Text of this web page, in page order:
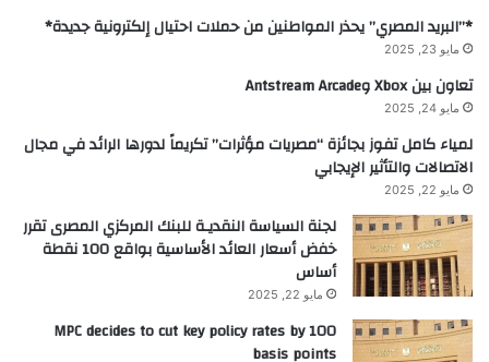
*”البريد المصري” يحذر المواطنين من حملات احتيال إلكترونية جديدة*
مايو 23, 2025
تعاون بين Xbox وAntstream Arcade
مايو 24, 2025
لمياء كامل تفوز بجائزة “مصريات مؤثرات” تكريماً لدورها الرائد في مجال
الاتصالات والتأثير الإيجابي
مايو 22, 2025
لجنة السياسة النقديـة للبنك المركزي المصرى تقرر
خفض أسعار العائد الأساسية بواقع 100 نقطة
أساس
مايو 22, 2025
MPC decides to cut key policy rates by 100
basis points